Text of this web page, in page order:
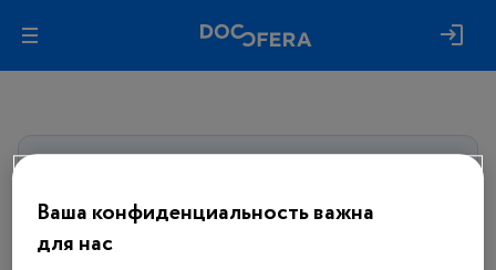
ко всем материалам сайта
Ваша конфиденциальность важна
для нас